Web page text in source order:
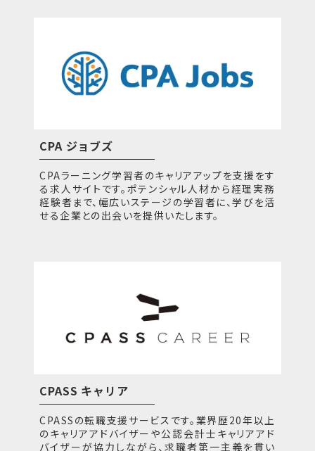
CPA ジョブズ
CPAラーニング学習者のキャリアアップを支援をす
る求人サイトです。ポテンシャル人材から経理実務
経験者まで、幅広いステージの学習者に、学びを活
せる企業との出会いを提供いたします。
CPASS キャリア
CPASSの転職支援サービスです。業界歴20年以上
のキャリアアドバイザーや公認会計士キャリアアド
バイザーが協力しながら、求職者第一主義を貫い